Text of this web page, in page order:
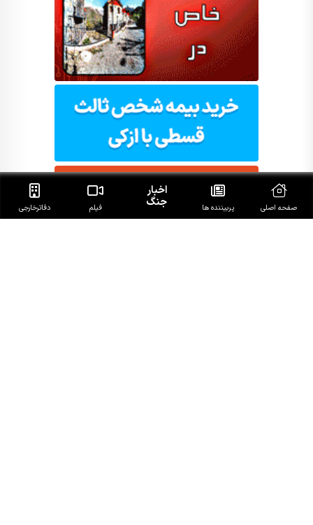
صفحه اصلی پربیننده ها
اخبار
جنگ فیلم دفاتر‌خارجی